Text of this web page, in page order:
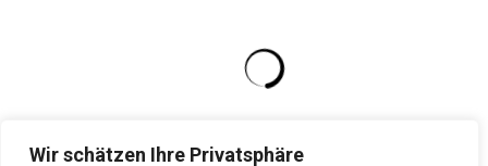
Wir schätzen Ihre Privatsphäre